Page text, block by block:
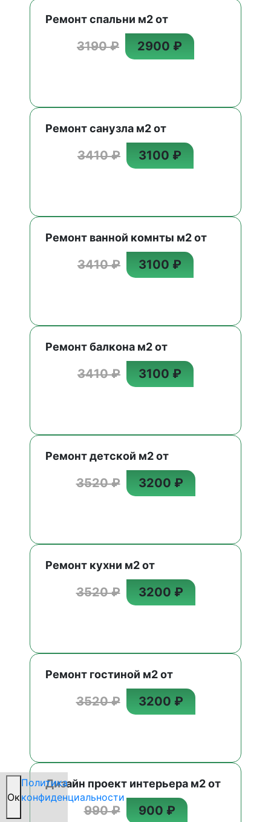
Ремонт спальни м2 от
3190 ₽ 2900 ₽
Ремонт санузла м2 от
3410 ₽ 3100 ₽
Ремонт ванной комнты м2 от
3410 ₽ 3100 ₽
Ремонт балкона м2 от
3410 ₽ 3100 ₽
Ремонт детской м2 от
3520 ₽ 3200 ₽
Ремонт кухни м2 от
3520 ₽ 3200 ₽
Ремонт гостиной м2 от
3520 ₽ 3200 ₽
Дизайн проект интерьера м2 от
990 ₽ 900 ₽
Oк
Политика
конфиденциальности